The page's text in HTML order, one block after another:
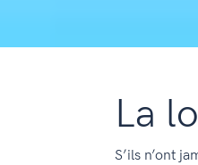
La
S’ils n’ont